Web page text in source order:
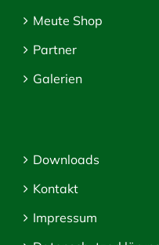
Meute Shop
Partner
Galerien
Downloads
Kontakt
Impressum